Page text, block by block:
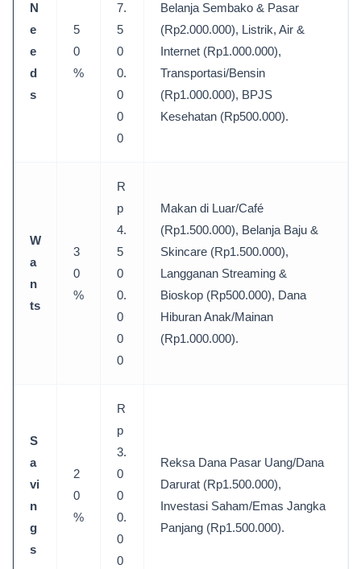
N
e
e
d
s
5
0
%
7.
5
0
0.
0
0
0
Belanja Sembako & Pasar
(Rp2.000.000), Listrik, Air &
Internet (Rp1.000.000),
Transportasi/Bensin
(Rp1.000.000), BPJS
Kesehatan (Rp500.000).
W
a
n
ts
3
0
%
R
p
4.
5
0
0.
0
0
0
Makan di Luar/Café
(Rp1.500.000), Belanja Baju &
Skincare (Rp1.500.000),
Langganan Streaming &
Bioskop (Rp500.000), Dana
Hiburan Anak/Mainan
(Rp1.000.000).
S
a
vi
n
g
s
2
0
%
R
p
3.
0
0
0.
0
0
Reksa Dana Pasar Uang/Dana
Darurat (Rp1.500.000),
Investasi Saham/Emas Jangka
Panjang (Rp1.500.000).